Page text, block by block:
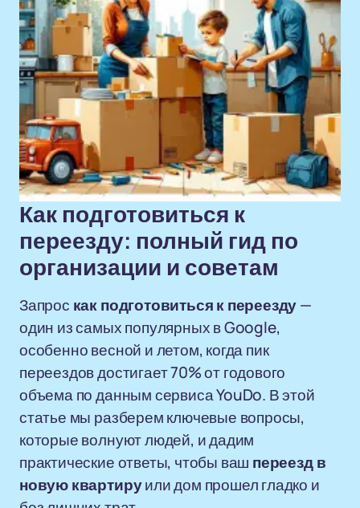
Как подготовиться к
переезду: полный гид по
организации и советам
Запрос как подготовиться к переезду—
один из самых популярных в Google,
особенно весной и летом, когда пик
переездов достигает 70% от годового
объема по данным сервиса YouDo. В этой
статье мы разберем ключевые вопросы,
которые волнуют людей, и дадим
практические ответы, чтобы ваш переезд в
новую квартируили дом прошел гладко и